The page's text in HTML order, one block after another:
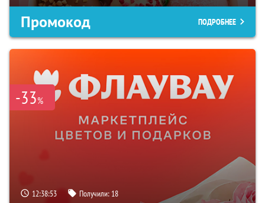
Промокод ПОДРОБНЕЕ
-33%
12:38:52 Получили: 18